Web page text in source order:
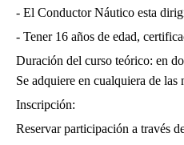
- El Conductor Náutico esta
- Tener 16 años de edad,
Duración del curso teórico: en
Se adquiere en cualquiera de
Inscripción:
Reservar participación a través